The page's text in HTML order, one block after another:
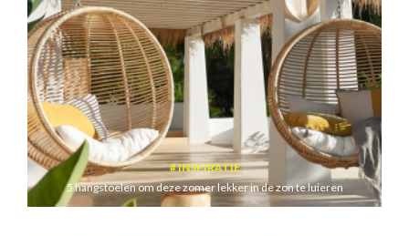
INSPIRATIE
5 hangstoelen om deze zomer lekker in de zon te luieren